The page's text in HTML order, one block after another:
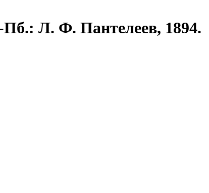
Л. Ф. Пантелеев, 1894.